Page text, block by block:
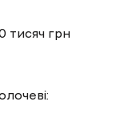
тисяч грн